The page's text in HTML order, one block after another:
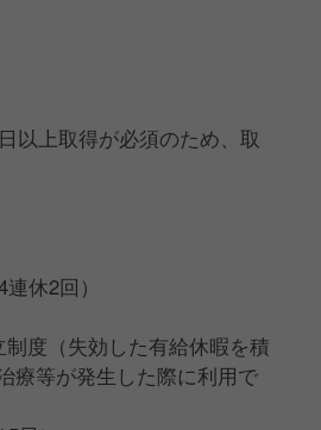
以上取得が必須のため、取
休2回）
度（失効した有給休暇を積
療等が発生した際に利用で